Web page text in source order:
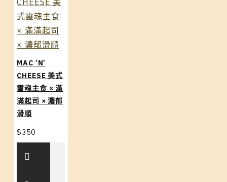
MAC ’N’
CHEESE 美式
靈魂主食 × 滿
滿起司 × 濃郁
滑順
$350